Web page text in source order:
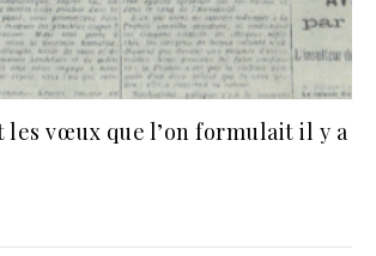
les vœux que l’on formulait il y a